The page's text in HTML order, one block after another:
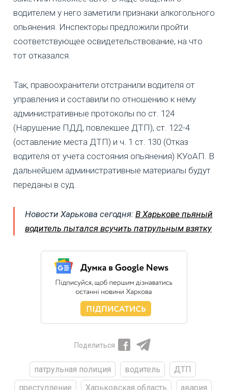
водителем у него заметили признаки алкогольного
опьянения. Инспекторы предложили пройти
соответствующее освидетельствование, на что
тот отказался.
Так, правоохранители отстранили водителя от
управления и составили по отношению к нему
административные протоколы по ст. 124
(Нарушение ПДД, повлекшее ДТП), ст. 122-4
(оставление места ДТП) и ч. 1 ст. 130 (Отказ
водителя от учета состояния опьянения) КУоАП. В
дальнейшем административные материалы будут
переданы в суд.
Новости Харькова сегодня: В Харькове пьяный
водитель пытался всучить патрульным взятку
Поделиться
патрульная полиция водитель
ДТП
преступление
Харьковская область авария